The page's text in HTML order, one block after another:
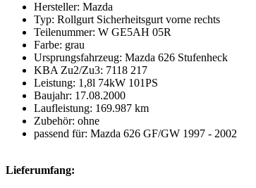
Hersteller: Mazda
Typ: Rollgurt Sicherheitsgurt vorne rechts
Teilenummer: W GE5AH 05R
Farbe: grau
Ursprungsfahrzeug: Mazda 626 Stufenheck
KBA Zu2/Zu3: 7118 217
Leistung: 1,8l 74kW 101PS
Baujahr: 17.08.2000
Laufleistung: 169.987 km
Zubehör: ohne
passend für: Mazda 626 GF/GW 1997 - 2002
Lieferumfang: